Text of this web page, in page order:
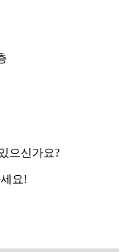
으신가요?
요!